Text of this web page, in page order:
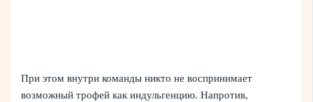
При этом внутри команды никто не воспринимает
возможный трофей как индульгенцию. Напротив,